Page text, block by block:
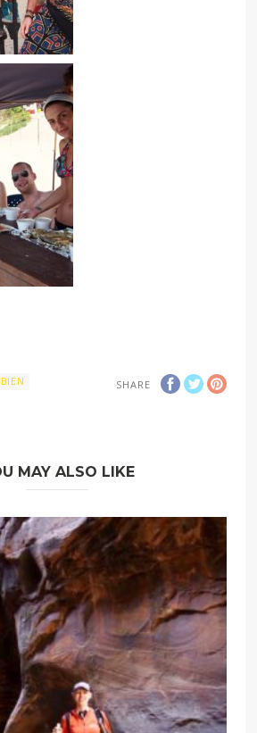
SHARE
MAY ALSO LIKE